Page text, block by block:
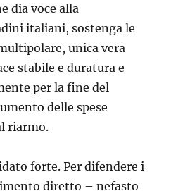
dia voce alla
italiani, sostenga le
unica vera
stabile e duratura e
per la fine del
delle spese
riarmo.
forte. Per difendere i
diretto – nefasto